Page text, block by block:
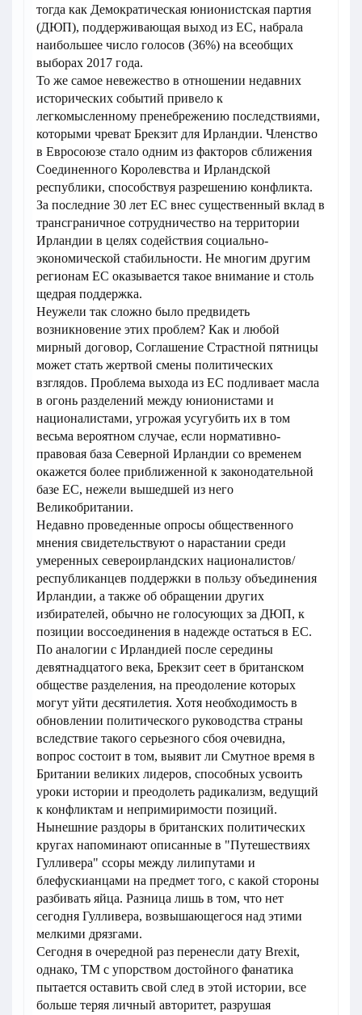
тогда как Демократическая юнионистская партия
(ДЮП), поддерживающая выход из ЕС, набрала
наибольшее число голосов (36%) на всеобщих
выборах 2017 года.
То же самое невежество в отношении недавних
исторических событий привело к
легкомысленному пренебрежению последствиями,
которыми чреват Брекзит для Ирландии. Членство
в Евросоюзе стало одним из факторов сближения
Соединенного Королевства и Ирландской
республики, способствуя разрешению конфликта.
За последние 30 лет ЕС внес существенный вклад в
трансграничное сотрудничество на территории
Ирландии в целях содействия социально-
экономической стабильности. Не многим другим
регионам ЕС оказывается такое внимание и столь
щедрая поддержка.
Неужели так сложно было предвидеть
возникновение этих проблем? Как и любой
мирный договор, Соглашение Страстной пятницы
может стать жертвой смены политических
взглядов. Проблема выхода из ЕС подливает масла
в огонь разделений между юнионистами и
националистами, угрожая усугубить их в том
весьма вероятном случае, если нормативно-
правовая база Северной Ирландии со временем
окажется более приближенной к законодательной
базе ЕС, нежели вышедшей из него
Великобритании.
Недавно проведенные опросы общественного
мнения свидетельствуют о нарастании среди
умеренных североирландских националистов/
республиканцев поддержки в пользу объединения
Ирландии, а также об обращении других
избирателей, обычно не голосующих за ДЮП, к
позиции воссоединения в надежде остаться в ЕС.
По аналогии с Ирландией после середины
девятнадцатого века, Брекзит сеет в британском
обществе разделения, на преодоление которых
могут уйти десятилетия. Хотя необходимость в
обновлении политического руководства страны
вследствие такого серьезного сбоя очевидна,
вопрос состоит в том, выявит ли Смутное время в
Британии великих лидеров, способных усвоить
уроки истории и преодолеть радикализм, ведущий
к конфликтам и непримиримости позиций.
Нынешние раздоры в британских политических
кругах напоминают описанные в "Путешествиях
Гулливера" ссоры между лилипутами и
блефускианцами на предмет того, с какой стороны
разбивать яйца. Разница лишь в том, что нет
сегодня Гулливера, возвышающегося над этими
мелкими дрязгами.
Сегодня в очередной раз перенесли дату Brexit,
однако, ТМ с упорством достойного фанатика
пытается оставить свой след в этой истории, все
больше теряя личный авторитет, разрушая